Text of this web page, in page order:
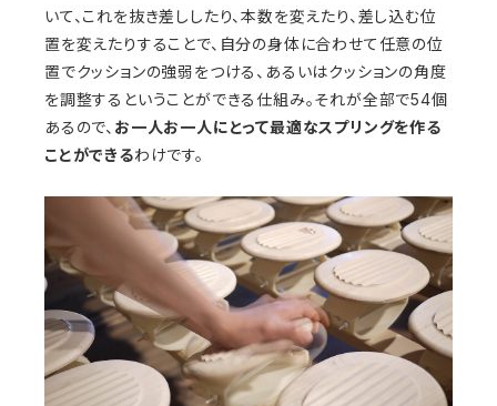
いて、これを抜き差ししたり、本数を変えたり、差し込む位
置を変えたりすることで、自分の身体に合わせて任意の位
置でクッションの強弱をつける、あるいはクッションの角度
を調整するということができる仕組み。それが全部で54個
あるので、 お一人お一人にとって最適なスプリングを作る
ことができるわけです。